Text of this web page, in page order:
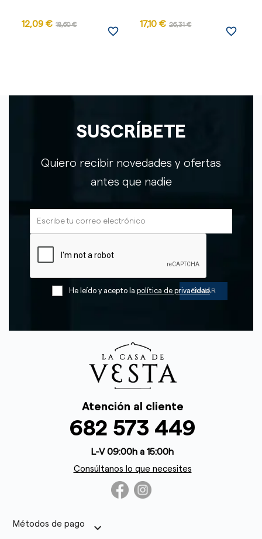
12,09 € 18,60 €
favorite_border
17,10 € 26,31 €
favorite_border
SUSCRÍBETE
Quiero recibir novedades y ofertas
antes que nadie
He leído y acepto la política de privacidad
Atención al cliente
682 573 449
L-V 09:00h a 15:00h
Consúltanos lo que necesites
Métodos de pago keyboard_arrow_down